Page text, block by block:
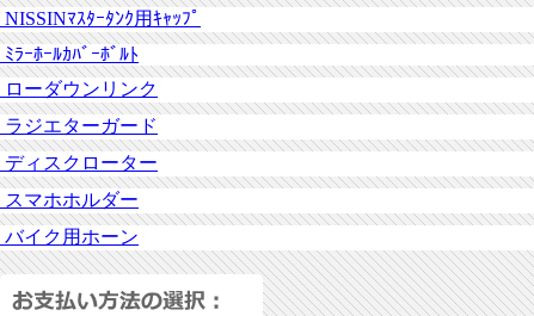
NISSINﾏｽﾀｰﾀﾝｸ用ｷｬｯﾌﾟ
ﾐﾗｰﾎｰﾙｶﾊﾞｰﾎﾞﾙﾄ
ローダウンリンク
ラジエターガード
ディスクローター
スマホホルダー
バイク用ホーン